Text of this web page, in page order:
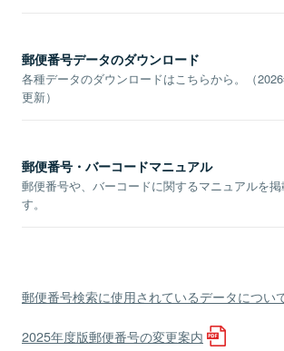
郵便番号データのダウンロード
各種データのダウンロードはこちらから。（
更新）
郵便番号・バーコードマニュアル
郵便番号や、バーコードに関するマニュアルを掲
す。
郵便番号検索に使用されているデータについ
2025年度版郵便番号の変更案内